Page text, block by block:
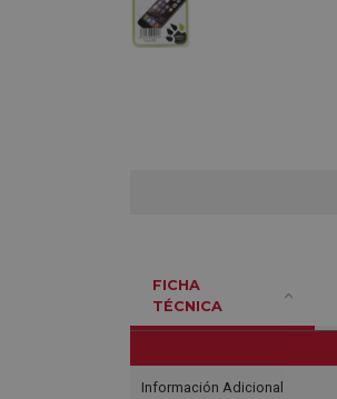
FICHA
TÉCNICA
Información Adicional